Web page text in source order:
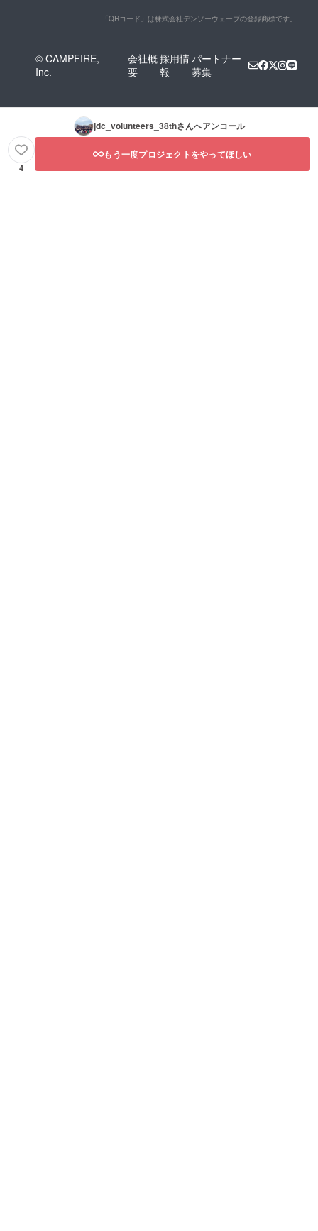
「QRコード」は株式会社デンソーウェーブの登録商標です。
© CAMPFIRE,
Inc.
会社概
要
採用情
報
パートナー
募集
jdc_volunteers_38thさんへアンコール
4
もう一度プロジェクトをやってほしい